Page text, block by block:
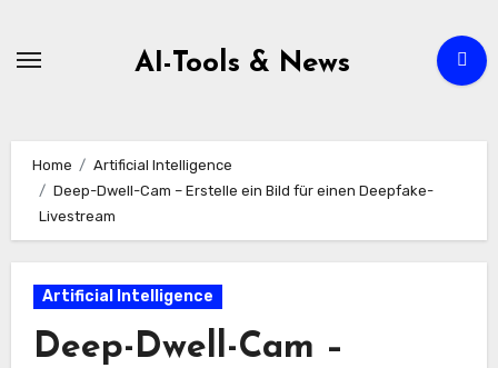
AI-Tools & News
Home
Artificial Intelligence
Deep-Dwell-Cam – Erstelle ein Bild für einen Deepfake-
Livestream
Artificial Intelligence
Deep-Dwell-Cam –